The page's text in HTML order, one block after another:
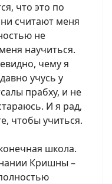
что это по
считают меня
не
научиться.
чему я
учусь у
прабху, и не
И я рад,
чтобы учиться.
школа.
Кришны –